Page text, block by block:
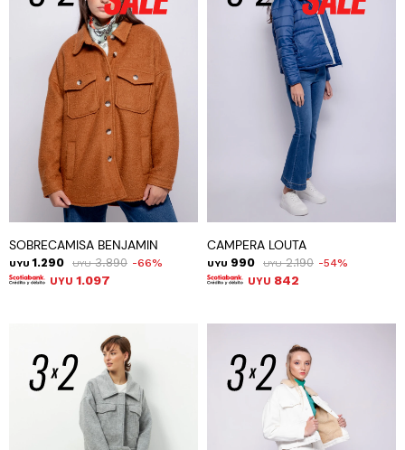
SOBRECAMISA BENJAMIN
UYU 1.290 UYU 3.890 66
UYU 1.097
CAMPERA LOUTA
UYU 990 UYU 2.190 54
UYU 842